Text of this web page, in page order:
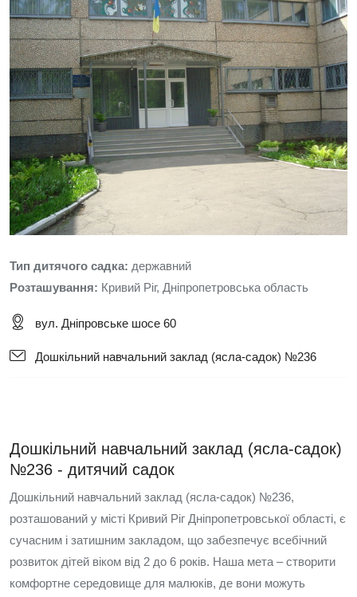
Тип дитячого садка: державний
Розташування: Кривий Ріг, Дніпропетровська область
вул. Дніпровське шосе 60
Дошкільний навчальний заклад (ясла-садок) №236
Дошкільний навчальний заклад (ясла-садок)
№236 - дитячий садок
Дошкільний навчальний заклад (ясла-садок) №236,
розташований у місті Кривий Ріг Дніпропетровської області, є
сучасним і затишним закладом, що забезпечує всебічний
розвиток дітей віком від 2 до 6 років. Наша мета – створити
комфортне середовище для малюків, де вони можуть